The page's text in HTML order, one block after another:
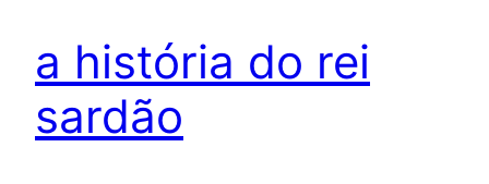
a história do rei
sardão